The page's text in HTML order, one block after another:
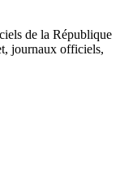
de la République
journaux officiels,